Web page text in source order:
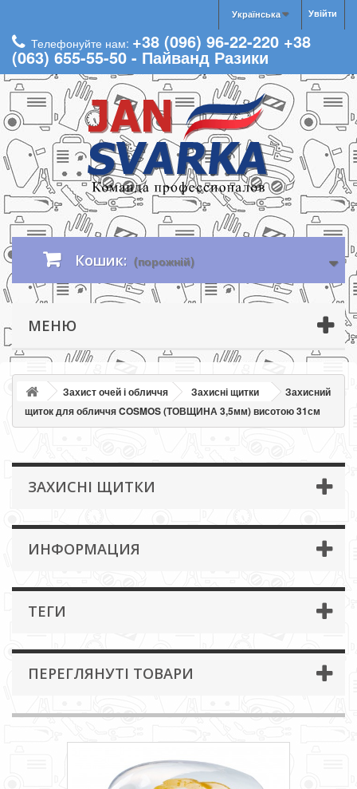
Увійти
Українська
Телефонуйте нам: +38 (096) 96-22-220 +38
(063) 655-55-50 - Пайванд Разики
Кошик: (порожній)
МЕНЮ
Захист очей і обличчя Захисні щитки
Захисний
щиток для обличчя COSMOS (ТОВЩИНА 3,5мм) висотою 31см
ЗАХИСНІ ЩИТКИ
ИНФОРМАЦИЯ
ТЕГИ
ПЕРЕГЛЯНУТІ ТОВАРИ